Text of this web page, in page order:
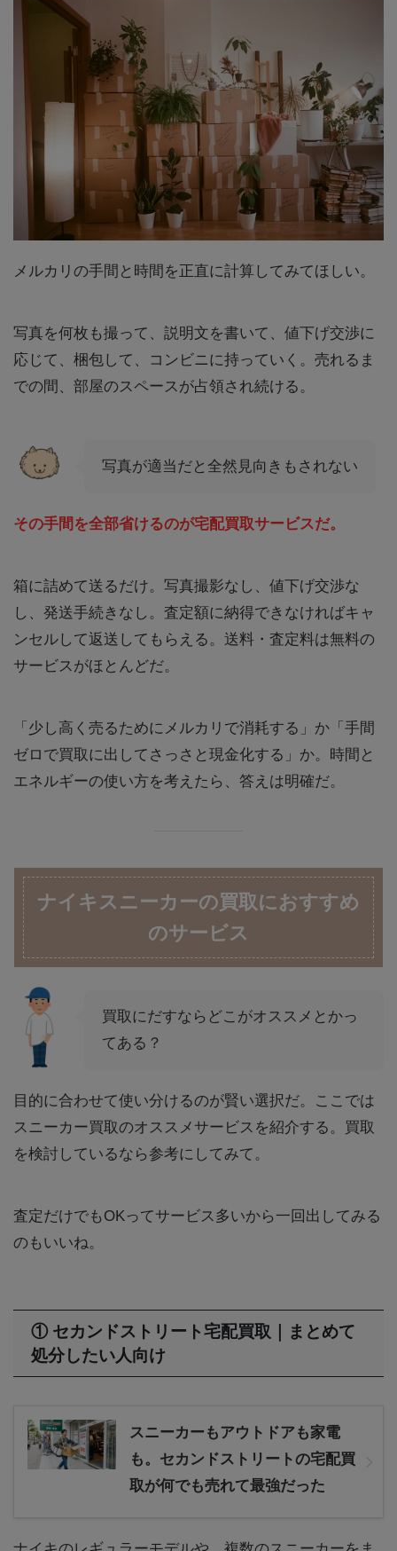
メルカリの手間と時間を正直に計算してみてほしい。
写真を何枚も撮って、説明文を書いて、値下げ交渉に
応じて、梱包して、コンビニに持っていく。売れるま
での間、部屋のスペースが占領され続ける。
写真が適当だと全然見向きもされない
その手間を全部省けるのが宅配買取サービスだ。
箱に詰めて送るだけ。写真撮影なし、値下げ交渉な
し、発送手続きなし。査定額に納得できなければキャ
ンセルして返送してもらえる。送料・査定料は無料の
サービスがほとんどだ。
「少し高く売るためにメルカリで消耗する」か「手間
ゼロで買取に出してさっさと現金化する」か。時間と
エネルギーの使い方を考えたら、答えは明確だ。
ナイキスニーカーの買取におすすめ
のサービス
買取にだすならどこがオススメとかっ
てある？
目的に合わせて使い分けるのが賢い選択だ。ここでは
スニーカー買取のオススメサービスを紹介する。買取
を検討しているなら参考にしてみて。
査定だけでもOKってサービス多いから一回出してみる
のもいいね。
① セカンドストリート宅配買取｜まとめて
処分したい人向け
スニーカーもアウトドアも家電
も。セカンドストリートの宅配買
取が何でも売れて最強だった